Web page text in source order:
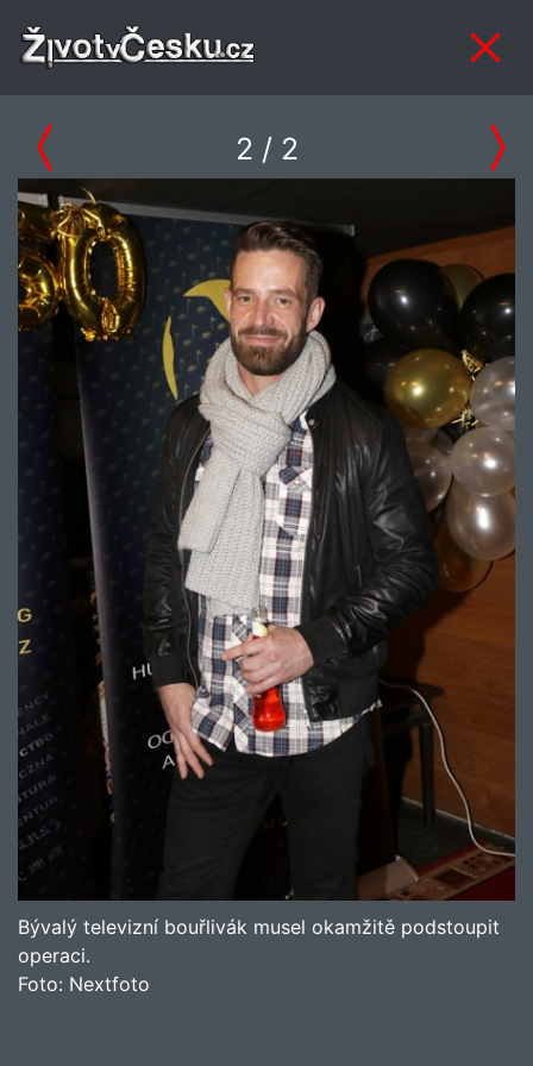
2 / 2
Bývalý televizní bouřlivák musel okamžitě podstoupit
operaci.
Foto: Nextfoto